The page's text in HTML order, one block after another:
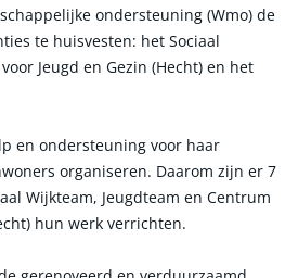
ondersteuning (Wmo) de
te huisvesten: het Sociaal
Jeugd en Gezin (Hecht) en het
en ondersteuning voor haar
organiseren. Daarom zijn er 7
Wijkteam, Jeugdteam en Centrum
hun werk verrichten.